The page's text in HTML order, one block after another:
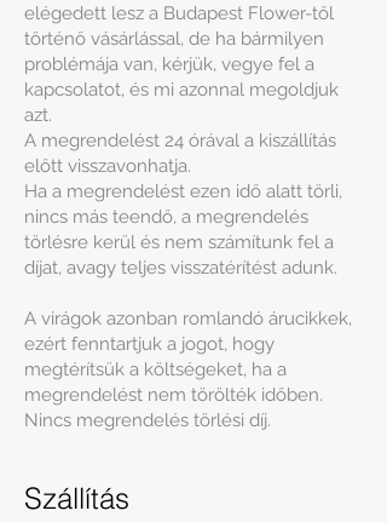
elégedett lesz a Budapest Flower-től
történő vásárlással, de ha bármilyen
problémája van, kérjük, vegye fel a
kapcsolatot, és mi azonnal megoldjuk
azt.
A megrendelést 24 órával a kiszállítás
előtt visszavonhatja.
Ha a megrendelést ezen idő alatt törli,
nincs más teendő, a megrendelés
törlésre kerül és nem számítunk fel a
díjat, avagy teljes visszatérítést adunk.
A virágok azonban romlandó árucikkek,
ezért fenntartjuk a jogot, hogy
megtérítsük a költségeket, ha a
megrendelést nem törölték időben.
Nincs megrendelés törlési díj.
Szállítás